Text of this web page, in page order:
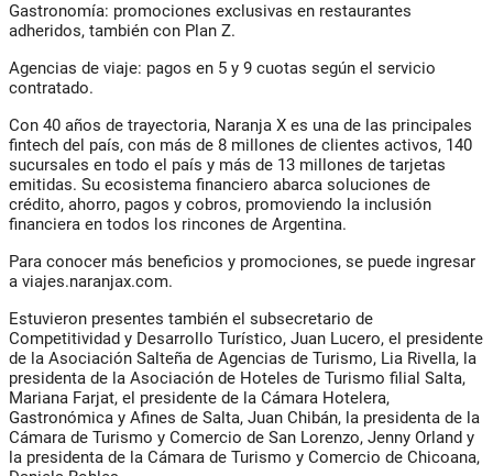
Gastronomía: promociones exclusivas en restaurantes
adheridos, también con Plan Z.
Agencias de viaje: pagos en 5 y 9 cuotas según el servicio
contratado.
Con 40 años de trayectoria, Naranja X es una de las principales
fintech del país, con más de 8 millones de clientes activos, 140
sucursales en todo el país y más de 13 millones de tarjetas
emitidas. Su ecosistema financiero abarca soluciones de
crédito, ahorro, pagos y cobros, promoviendo la inclusión
financiera en todos los rincones de Argentina.
Para conocer más beneficios y promociones, se puede ingresar
a viajes.naranjax.com.
Estuvieron presentes también el subsecretario de
Competitividad y Desarrollo Turístico, Juan Lucero, el presidente
de la Asociación Salteña de Agencias de Turismo, Lia Rivella, la
presidenta de la Asociación de Hoteles de Turismo filial Salta,
Mariana Farjat, el presidente de la Cámara Hotelera,
Gastronómica y Afines de Salta, Juan Chibán, la presidenta de la
Cámara de Turismo y Comercio de San Lorenzo, Jenny Orland y
la presidenta de la Cámara de Turismo y Comercio de Chicoana,